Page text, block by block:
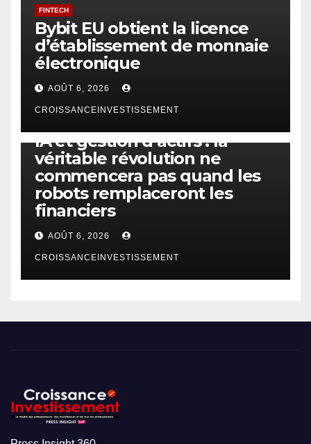
FINTECH
Bybit EU obtient la licence
d’établissement de monnaie
électronique
AOÛT 6, 2026
CROISSANCEINVESTISSEMENT
IA et gestion d’actifs : la
véritable révolution ne
commencera pas quand les
robots remplaceront les
financiers
AOÛT 6, 2026
CROISSANCEINVESTISSEMENT